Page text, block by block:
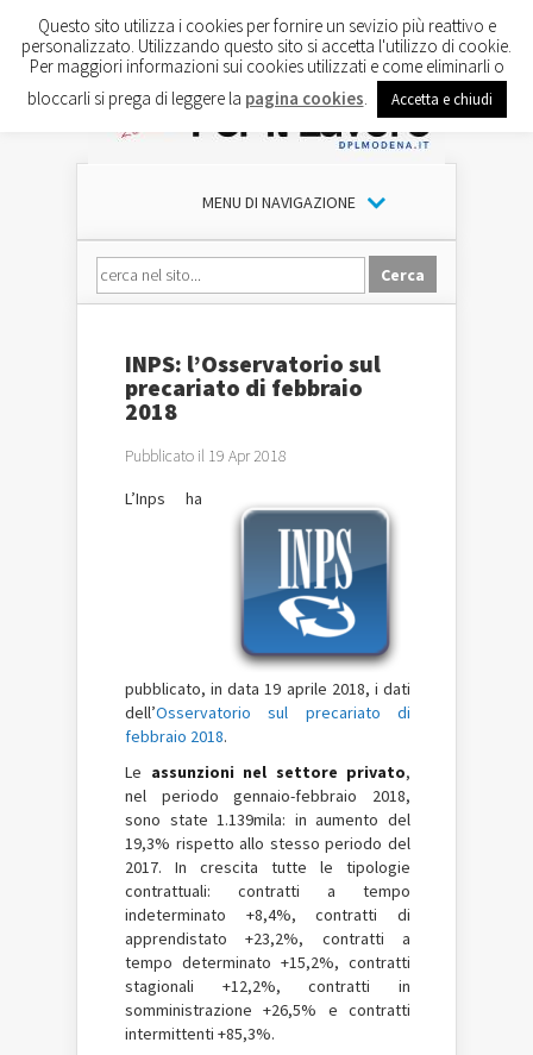
MENU DI NAVIGAZIONE
INPS: l’Osservatorio sul
precariato di febbraio
2018
Pubblicato il 19 Apr 2018
L’Inps ha
pubblicato, in data 19 aprile 2018, i dati
dell’Osservatorio sul precariato di
febbraio 2018.
Le assunzioni nel settore privato,
nel periodo gennaio-febbraio 2018,
sono state 1.139mila: in aumento del
19,3% rispetto allo stesso periodo del
2017. In crescita tutte le tipologie
contrattuali: contratti a tempo
indeterminato +8,4%, contratti di
apprendistato +23,2%, contratti a
tempo determinato +15,2%, contratti
stagionali +12,2%, contratti in
somministrazione +26,5% e contratti
intermittenti +85,3%.
Questo sito utilizza i cookies per fornire un sevizio più reattivo e
personalizzato. Utilizzando questo sito si accetta l'utilizzo di cookie.
Per maggiori informazioni sui cookies utilizzati e come eliminarli o
bloccarli si prega di leggere la pagina cookies Accetta e chiudi